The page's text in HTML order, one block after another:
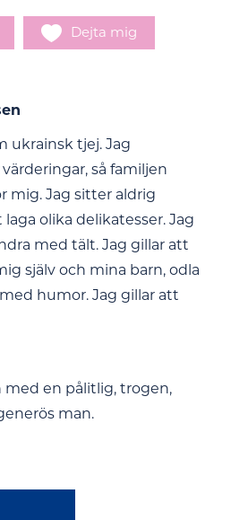
Dejta mig
ukrainsk tjej. Jag
så familjen
mig. Jag sitter aldrig
laga olika delikatesser. Jag
med tält. Jag gillar att
själv och mina barn, odla
humor. Jag gillar att
med en pålitlig, trogen,
man.